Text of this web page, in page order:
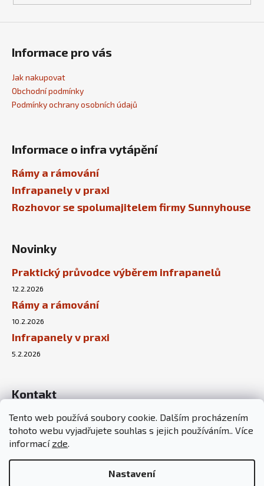
Tento web používá soubory cookie. Dalším procházením
tohoto webu vyjadřujete souhlas s jejich používáním.. Více
informací zde.
Nastavení
Informace pro vás
Jak nakupovat
Obchodní podmínky
Podmínky ochrany osobních údajů
Informace o infra vytápění
Rámy a rámování
Infrapanely v praxi
Rozhovor se spolumajitelem firmy Sunnyhouse
Novinky
Praktický průvodce výběrem infrapanelů
12.2.2026
Rámy a rámování
10.2.2026
Infrapanely v praxi
5.2.2026
Kontakt
info@sunnyhouse.cz
+420 737 451 167